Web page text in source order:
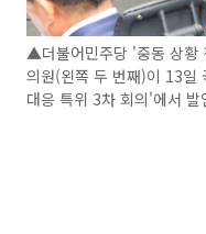
▲더불어민주당 '중동 상황
의원(왼쪽 두 번째)이 13일
대응 특위 3차 회의'에서